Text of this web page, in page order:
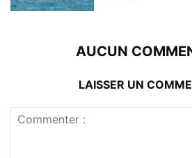
AUCUN
LAISSER UN